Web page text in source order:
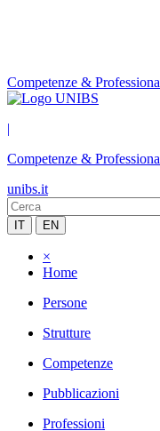
Competenze &
|
Competenze &
unibs.it
IT EN
×
Home
Persone
Strutture
Competenze
Pubblicazioni
Professioni